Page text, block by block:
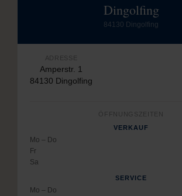
Dingolfing
84130 Dingolfing
ADRESSE
Amperstr. 1
84130 Dingolfing
ÖFFNUNGSZEITEN
VERKAUF
Mo – Do
Fr
Sa
SERVICE
Mo – Do